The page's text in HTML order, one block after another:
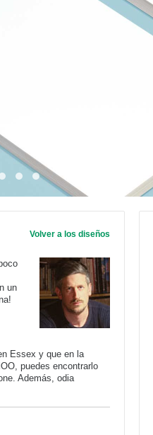
Volver a los diseños
un
Essex y que en la
puedes encontrarlo
Además, odia